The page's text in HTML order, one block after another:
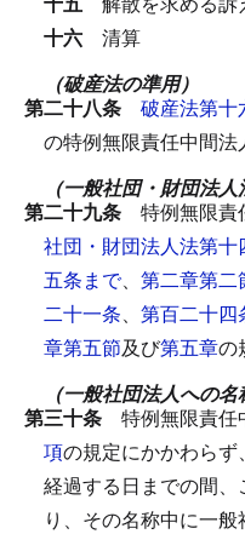
十六 清算
（破産法の準用）
第二十八条 破産法第十
の特例無限責任中間法
（一般社団・財団法
第二十九条 特例無限責
社団・財団法人法第十
五条まで、 第二章第二
二十一条、 第百二十四
章第五節及び第五章の
（一般社団法人への名
第三十条 特例無限責任
項の規定にかかわら
経過する日までの間
り、その名称中に一